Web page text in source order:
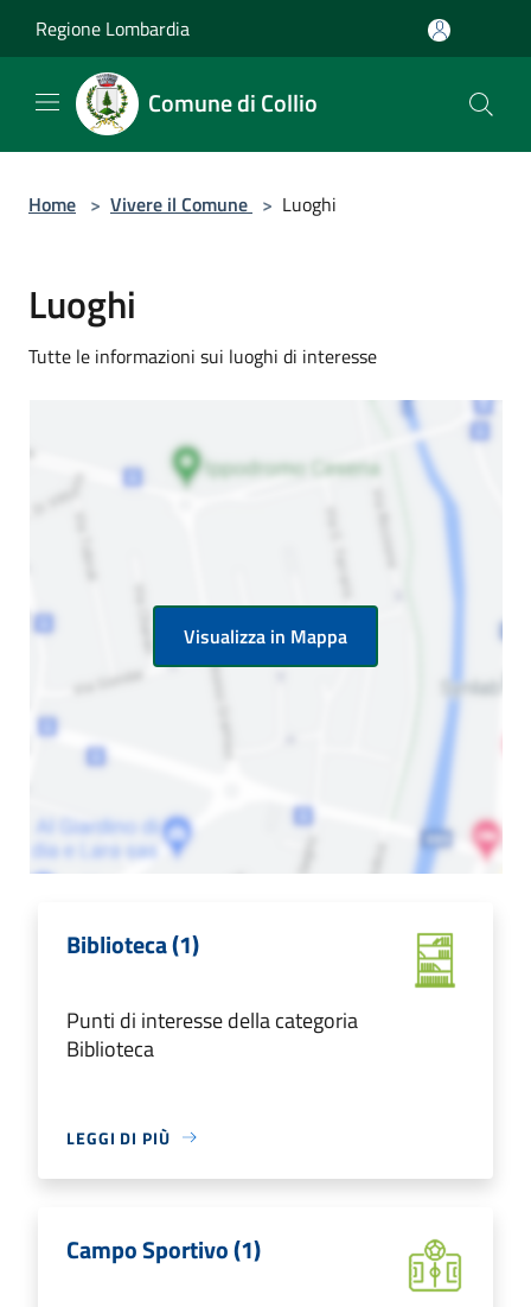
Regione Lombardia
Comune di Collio
Home > Vivere il Comune > Luoghi
Luoghi
Tutte le informazioni sui luoghi di interesse
Visualizza in Mappa
Biblioteca (1)
Punti di interesse della categoria
Biblioteca
LEGGI DI PIÙ
Campo Sportivo (1)